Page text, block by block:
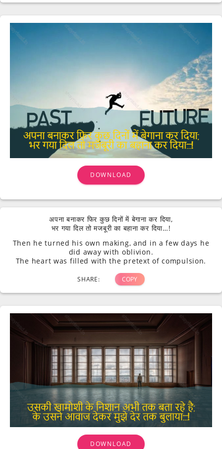
DOWNLOAD
अपना बनाकर फिर कुछ दिनों में बेगाना कर दिया,
भर गया दिल तो मजबूरी का बहाना कर दिया…!
Then he turned his own making, and in a few days he
did away with oblivion.
The heart was filled with the pretext of compulsion.
SHARE: COPY
DOWNLOAD